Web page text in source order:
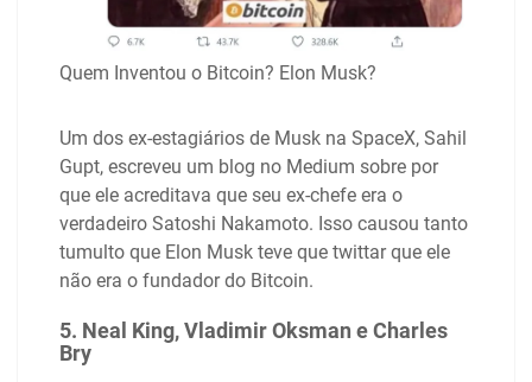
Quem Inventou o Bitcoin? Elon Musk?
Um dos ex-estagiários de Musk na SpaceX, Sahil
Gupt, escreveu um blog no Medium sobre por
que ele acreditava que seu ex-chefe era o
verdadeiro Satoshi Nakamoto. Isso causou tanto
tumulto que Elon Musk teve que twittar que ele
não era o fundador do Bitcoin.
5. Neal King, Vladimir Oksman e Charles
Bry